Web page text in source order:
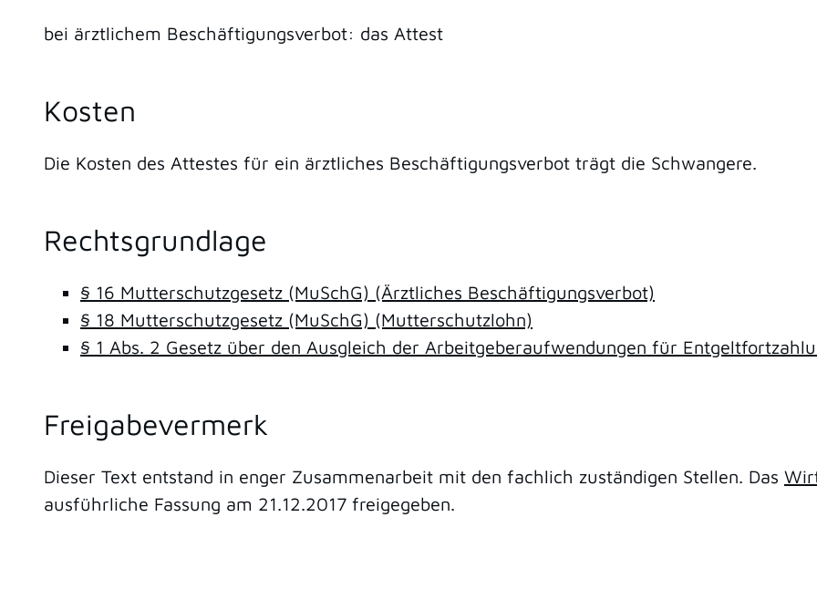
bei ärztlichem Beschäftigungsverbot: das Attest
Kosten
Die Kosten des Attestes für ein ärztliches Beschäftigungsverbot trägt die Schwangere.
Rechtsgrundlage
§ 16 Mutterschutzgesetz (MuSchG) (Ärztliches Beschäftigungsverbot)
§ 18 Mutterschutzgesetz (MuSchG) (Mutterschutzlohn)
§ 1 Abs. 2 Gesetz über den Ausgleich der Arbeitgeberaufwendungen für
Freigabevermerk
Dieser Text entstand in enger Zusammenarbeit mit den fachlich zuständigen Stellen. Das
ausführliche Fassung am 21.12.2017 freigegeben.